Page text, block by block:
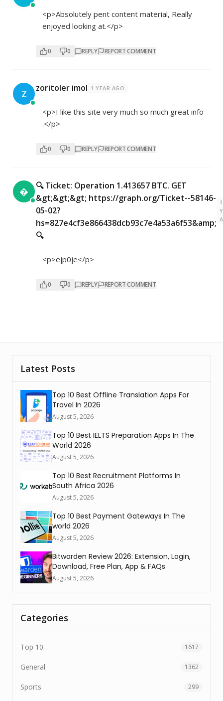
<p>Absolutely pent content material, Really
enjoyed looking at.</p>
0 0 REPLY REPORT COMMENT
Z zoritoler imol 1 YEAR AGO
<p>I like this site very much so much great info
.</p>
0 0 REPLY REPORT COMMENT

🔍 Ticket: Operation 1.413657 BTC. GET
&gt;&gt;&gt; https://graph.org/Ticket--58146-
05-02?
hs=827e4cf3e866438dcb93c7e4a53a6f53&amp;
🔍
1
<p>ejp0je</p>
0 0 REPLY REPORT COMMENT
Latest Posts
Top 10 Best Offline Translation Apps For
Travel In 2026
August 5, 2026
Top 10 Best IELTS Preparation Apps In The
World 2026
August 5, 2026
Top 10 Best Recruitment Platforms In
South Africa 2026
August 5, 2026
Top 10 Best Payment Gateways In The
world 2026
August 5, 2026
Bitwarden Review 2026: Extension, Login,
Download, Free Plan, App & FAQs
August 5, 2026
Categories
Top 10 1617
General 1362
Sports 299